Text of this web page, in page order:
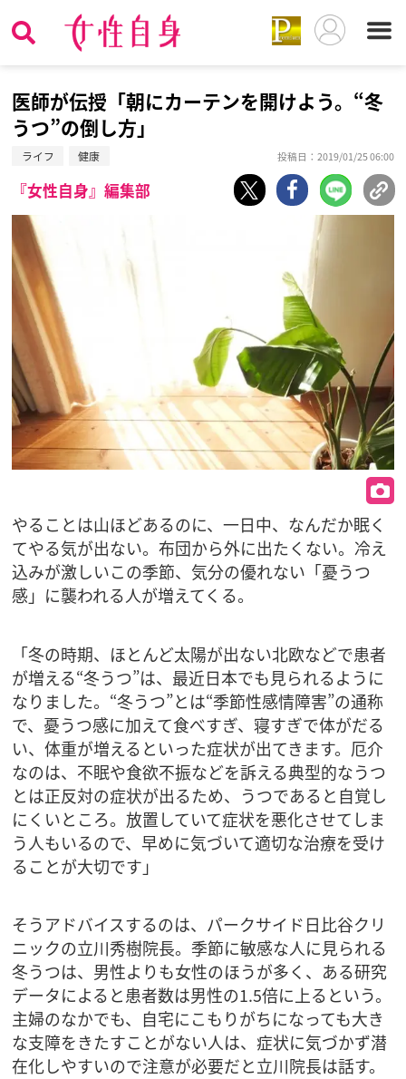
医師が伝授「朝にカーテンを開けよう。“冬
うつ”の倒し方」
ライフ 健康 投稿日：2019/01/25 06:00
『女性自身』編集部
やることは山ほどあるのに、一日中、なんだか眠く
てやる気が出ない。布団から外に出たくない。冷え
込みが激しいこの季節、気分の優れない「憂うつ
感」に襲われる人が増えてくる。
「冬の時期、ほとんど太陽が出ない北欧などで患者
が増える“冬うつ”は、最近日本でも見られるように
なりました。“冬うつ”とは“季節性感情障害”の通称
で、憂うつ感に加えて食べすぎ、寝すぎで体がだる
い、体重が増えるといった症状が出てきます。厄介
なのは、不眠や食欲不振などを訴える典型的なうつ
とは正反対の症状が出るため、うつであると自覚し
にくいところ。放置していて症状を悪化させてしま
う人もいるので、早めに気づいて適切な治療を受け
ることが大切です」
そうアドバイスするのは、パークサイド日比谷クリ
ニックの立川秀樹院長。季節に敏感な人に見られる
冬うつは、男性よりも女性のほうが多く、ある研究
データによると患者数は男性の1.5倍に上るという。
主婦のなかでも、自宅にこもりがちになっても大き
な支障をきたすことがない人は、症状に気づかず潜
在化しやすいので注意が必要だと立川院長は話す。